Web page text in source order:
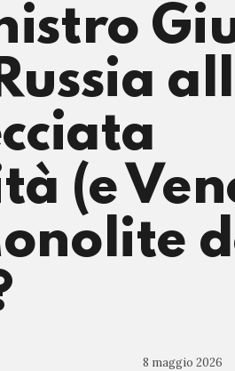
(e
8 maggio 2026